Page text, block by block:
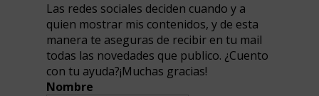
Las redes sociales deciden cuando y a
quien mostrar mis contenidos, y de esta
manera te aseguras de recibir en tu mail
todas las novedades que publico. ¿Cuento
con tu ayuda?¡Muchas gracias!
Nombre